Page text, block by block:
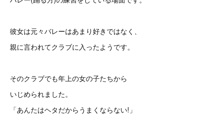
彼女は元々バレーはあまり好きではなく、
親に言われてクラブに入ったようです。
そのクラブでも年上の女の子たちから
いじめられました。
「あんたはヘタだからうまくならない!」